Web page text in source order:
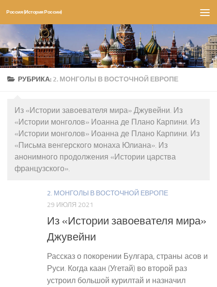
Перейти к содержимому
Россия (История России)
РУБРИКА: 2. МОНГОЛЫ В ВОСТОЧНОЙ ЕВРОПЕ
Из «Истории завоевателя мира» Джувейни. Из
«Истории монголов» Иоанна де Плано Карпини. Из
«Истории монголов» Иоанна де Плано Карпини. Из
«Письма венгерского монаха Юлиана». Из
анонимного продолжения «Истории царства
французского».
2. МОНГОЛЫ В ВОСТОЧНОЙ ЕВРОПЕ
29 ИЮЛЯ 2021
Из «Истории завоевателя мира»
Джувейни
Рассказ о покорении Булгара, страны асов и
Руси. Когда каан (Угетай) во второй раз
устроил большой курилтай и назначил